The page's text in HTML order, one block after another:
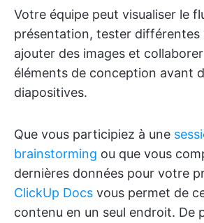
Votre équipe peut visualiser le
présentation, tester différentes
ajouter des images et
éléments de conception avant
diapositives.
Que vous participiez à une
brainstorming ou que vous
dernières données pour votre
ClickUp Docs vous permet de
contenu en un seul endroit. De